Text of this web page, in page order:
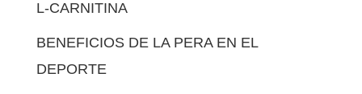
L-CARNITINA
BENEFICIOS DE LA PERA EN EL
DEPORTE